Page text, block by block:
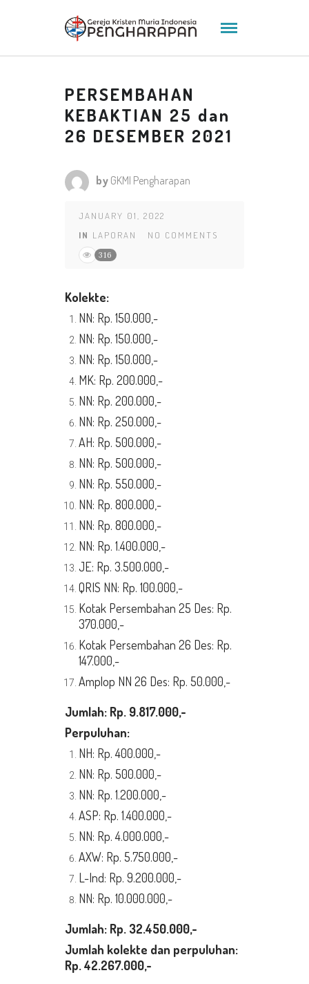
PERSEMBAHAN
KEBAKTIAN 25 dan
26 DESEMBER 2021
by GKMI Pengharapan
JANUARY 01, 2022
IN LAPORAN NO COMMENTS
316
Kolekte:
NN: Rp. 150.000,-
NN: Rp. 150.000,-
NN: Rp. 150.000,-
MK: Rp. 200.000,-
NN: Rp. 200.000,-
NN: Rp. 250.000,-
AH: Rp. 500.000,-
NN: Rp. 500.000,-
NN: Rp. 550.000,-
NN: Rp. 800.000,-
NN: Rp. 800.000,-
NN: Rp. 1.400.000,-
JE: Rp. 3.500.000,-
QRIS NN: Rp. 100.000,-
Kotak Persembahan 25 Des: Rp.
370.000,-
Kotak Persembahan 26 Des: Rp.
147.000,-
Amplop NN 26 Des: Rp. 50.000,-
Jumlah: Rp. 9.817.000,-
Perpuluhan:
NH: Rp. 400.000,-
NN: Rp. 500.000,-
NN: Rp. 1.200.000,-
ASP: Rp. 1.400.000,-
NN: Rp. 4.000.000,-
AXW: Rp. 5.750.000,-
L-Ind: Rp. 9.200.000,-
NN: Rp. 10.000.000,-
Jumlah: Rp. 32.450.000,-
Jumlah kolekte dan perpuluhan:
Rp. 42.267.000,-